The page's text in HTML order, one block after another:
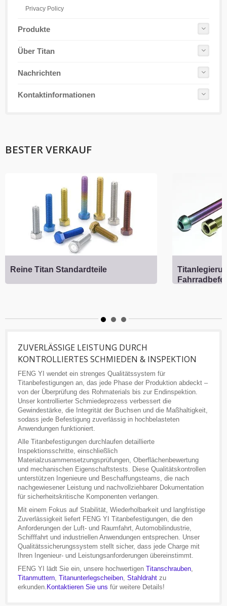
Privacy Policy
Produkte
Über Titan
Nachrichten
Kontaktinformationen
BESTER VERKAUF
Reine Titan Standardteile
ZUVERLÄSSIGE LEISTUNG DURCH
KONTROLLIERTES SCHMIEDEN & INSPEKTION
FENG YI wendet ein strenges Qualitätssystem für
Titanbefestigungen an, das jede Phase der Produktion abdeckt –
von der Überprüfung des Rohmaterials bis zur Endinspektion.
Unser kontrollierter Schmiedeprozess verbessert die
Gewindestärke, die Integrität der Buchsen und die Maßhaltigkeit,
sodass jede Befestigung zuverlässig in hochbelasteten
Anwendungen funktioniert.
Alle Titanbefestigungen durchlaufen detaillierte
Inspektionsschritte, einschließlich
Materialzusammensetzungsprüfungen, Oberflächenbewertung
und mechanischen Eigenschaftstests. Diese Qualitätskontrollen
unterstützen Ingenieure und Beschaffungsteams, die nach
nachgewiesener Leistung und nachvollziehbarer Dokumentation
für sicherheitskritische Komponenten verlangen.
Mit einem Fokus auf Stabilität, Wiederholbarkeit und langfristige
Zuverlässigkeit liefert FENG YI Titanbefestigungen, die den
Anforderungen der Luft- und Raumfahrt, Automobilindustrie,
Schifffahrt und industriellen Anwendungen entsprechen. Unser
Qualitätssicherungssystem stellt sicher, dass jede Charge mit
Ihren Ingenieur- und Leistungsanforderungen übereinstimmt.
FENG YI lädt Sie ein, unsere hochwertigen Titanschrauben
Titanmuttern Titanunterlegscheiben Stahldraht zu
erkunden. Kontaktieren Sie uns für weitere Details!